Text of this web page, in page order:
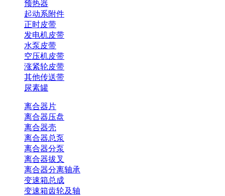
预热器
起动系附件
正时皮带
发电机皮带
水泵皮带
空压机皮带
涨紧轮皮带
其他传送带
尿素罐
离合器片
离合器压盘
离合器壳
离合器总泵
离合器分泵
离合器拔叉
离合器分离轴承
变速箱总成
变速箱齿轮及轴